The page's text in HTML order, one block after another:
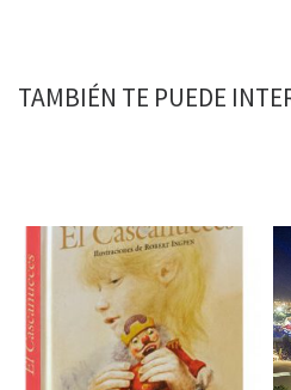
TAMBIÉN TE PUEDE